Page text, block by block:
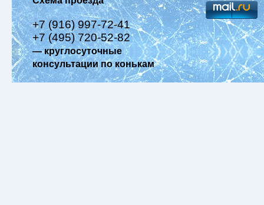
+7 (916) 997-72-41
+7 (495) 720-52-82
— круглосуточные
консультации по конькам